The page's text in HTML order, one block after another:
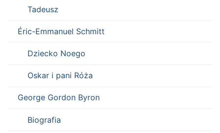
Tadeusz
Éric-Emmanuel Schmitt
Dziecko Noego
Oskar i pani Róża
George Gordon Byron
Biografia